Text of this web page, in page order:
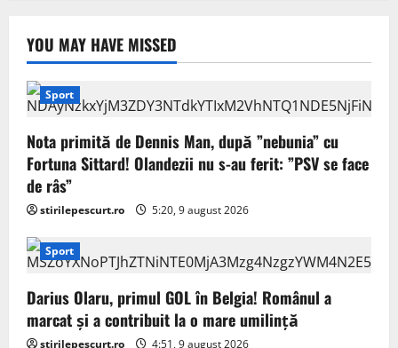
YOU MAY HAVE MISSED
Sport
Nota primită de Dennis Man, după ”nebunia” cu
Fortuna Sittard! Olandezii nu s-au ferit: ”PSV se face
de râs”
stirilepescurt.ro 5:20, 9 august 2026
Sport
Darius Olaru, primul GOL în Belgia! Românul a
marcat și a contribuit la o mare umilință
stirilepescurt.ro 4:51, 9 august 2026